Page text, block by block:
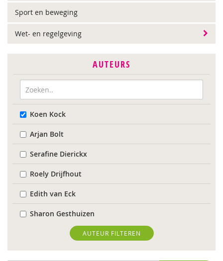
Sport en beweging
Wet- en regelgeving
AUTEURS
Koen Kock
Arjan Bolt
Serafine Dierickx
Roely Drijfhout
Edith van Eck
Sharon Gesthuizen
Edith Geurts
Bidan Hu
AUTEUR FILTEREN